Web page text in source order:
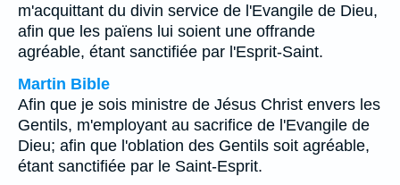
m'acquittant du divin service de l'Evangile de Dieu,
afin que les païens lui soient une offrande
agréable, étant sanctifiée par l'Esprit-Saint.
Martin Bible
Afin que je sois ministre de Jésus Christ envers les
Gentils, m'employant au sacrifice de l'Evangile de
Dieu; afin que l'oblation des Gentils soit agréable,
étant sanctifiée par le Saint-Esprit.